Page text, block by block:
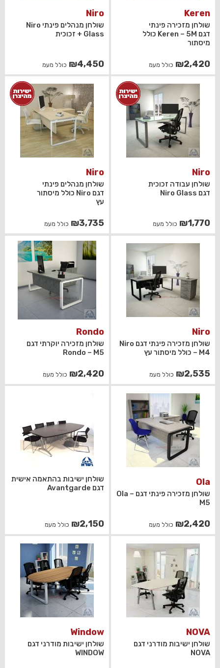
Keren
שולחן מזכירה פינתי
דגם Keren – 5M כולל
מיסתור
₪2,420 כולל מעמ
Niro
שולחן מנהלים פינתי Niro
Glass + זכוכית
₪4,450 כולל מעמ
Niro
שולחן עבודה זכוכית
דגם Niro Glass
₪1,770 כולל מעמ
Niro
שולחן מנהלים פינתי
דגם Niro כולל מיסתור
עץ
₪3,735 כולל מעמ
Niro
שולחן מזכירה פינתי דגם Niro
– M4 כולל מיסתור עץ
₪2,535 כולל מעמ
Rondo
שולחן מזכירה יוקרתי דגם
Rondo – M5
₪2,420 כולל מעמ
Ola
שולחן מזכירה פינתי דגם Ola –
M5
₪2,420 כולל מעמ
שולחן ישיבות בהתאמה אישית
דגם Avantgarde
₪2,150 כולל מעמ
NOVA
שולחן ישיבות מודרני דגם
NOVA
Window
שולחן ישיבות מודרני דגם
WINDOW